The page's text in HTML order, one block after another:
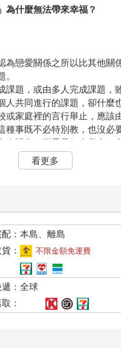
什麼無法帶來幸福？
為戀愛關係之所以比其他關
課題，或由多人完成課題，
人共同進行的課題，卻什麼
或家庭裡的言行舉止，應該
種事既不必特別教，也沒必
人認為，戀愛是個人私事，
學校裡學的事情。
種「陷落」。他們覺得，戀
看到的，如果戀愛就像石頭
時，應該只要任由情感主導
煩惱的事才對。但實際上，
展順利。許多人因為自己的
難以持續而感到苦惱。
戀愛是一種「陷落」，也不
係延續下去，光憑感情是不
不定戀愛原本就不是有如物
看更多
：本島、離島
：
不限金額免運費
遞：全球
：